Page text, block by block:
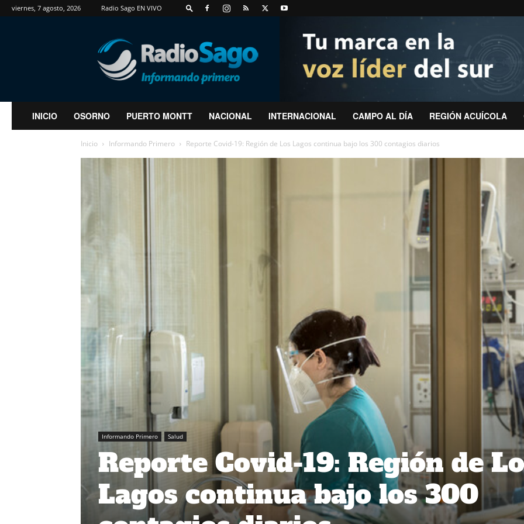
viernes, 7 agosto, 2026 Radio Sago EN VIVO
RadioSago
INICIO OSORNO PUERTO MONTT NACIONAL INTERNACIONAL CAMPO AL DÍA REGIÓN ACUÍCOLA
Inicio Informando Primero Reporte Covid-19: Región de Los Lagos continua bajo los 300 contagios diarios
Informando Primero Salud
Reporte Covid-19: Región de
Lagos continua bajo los 300